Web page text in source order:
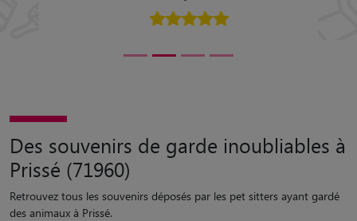
Des souvenirs de garde inoubliables à
Prissé (71960)
Retrouvez tous les souvenirs déposés par les pet sitters ayant gardé
des animaux à Prissé.